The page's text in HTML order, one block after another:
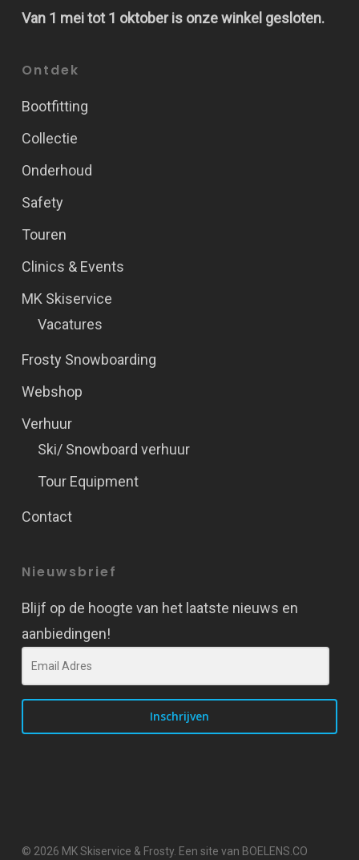
Van 1 mei tot 1 oktober is onze winkel gesloten.
Ontdek
Bootfitting
Collectie
Onderhoud
Safety
Touren
Clinics & Events
MK Skiservice
Vacatures
Frosty Snowboarding
Webshop
Verhuur
Ski/ Snowboard verhuur
Tour Equipment
Contact
Nieuwsbrief
Blijf op de hoogte van het laatste nieuws en
aanbiedingen!
Inschrijven
© 2026 MK Skiservice & Frosty. Een site van BOELENS.CO